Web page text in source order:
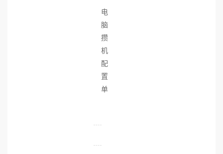
电
脑
攒
机
配
置
单